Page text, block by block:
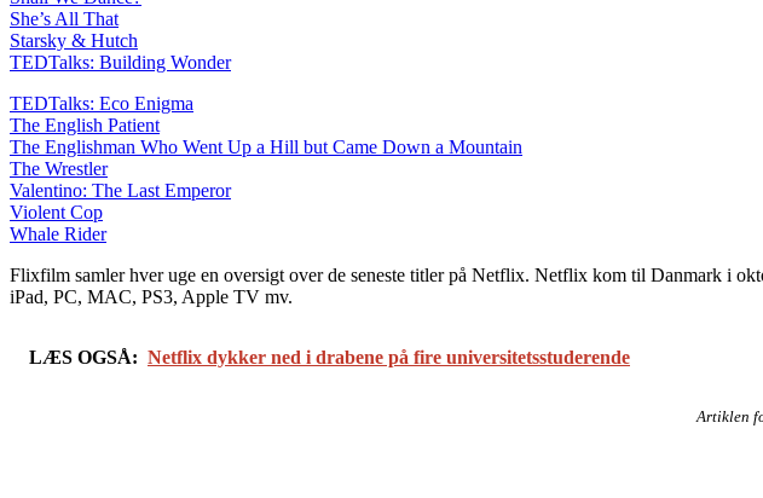
She’s All That
Starsky & Hutch
TEDTalks: Building Wonder
TEDTalks: Eco Enigma
The English Patient
The Englishman Who Went Up a Hill but Came Down a Mountain
The Wrestler
Valentino: The Last Emperor
Violent Cop
Whale Rider
Flixfilm samler hver uge en oversigt over de seneste titler på Netflix. Netflix kom til Danmark i
iPad, PC, MAC, PS3, Apple TV mv.
LÆS OGSÅ: Netflix dykker ned i drabene på fire universitetsstuderende
Artiklen